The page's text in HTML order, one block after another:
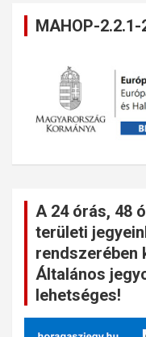
MAHOP-
A 24 órás, 48
területi
rendszerében
Általános
lehetséges!